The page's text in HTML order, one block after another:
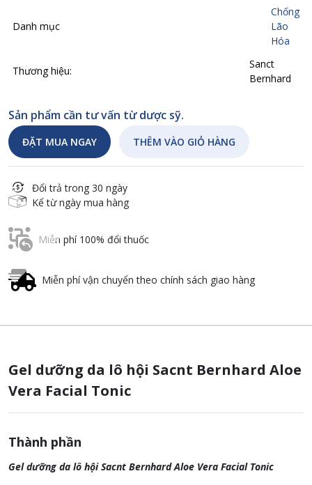
Danh mục
Chống
Lão
Hóa
Thương hiệu:
Sanct
Bernhard
Sản phẩm cần tư vấn từ dược sỹ.
ĐẶT MUA NGAY THÊM VÀO GIỎ HÀNG
Đổi trả trong 30 ngày
Kể từ ngày mua hàng
Miễn phí 100% đổi thuốc
Miễn phí vận chuyển theo chính sách giao hàng
Gel dưỡng da lô hội Sacnt Bernhard Aloe
Vera Facial Tonic
Thành phần
Gel dưỡng da lô hội Sacnt Bernhard Aloe Vera Facial Tonic